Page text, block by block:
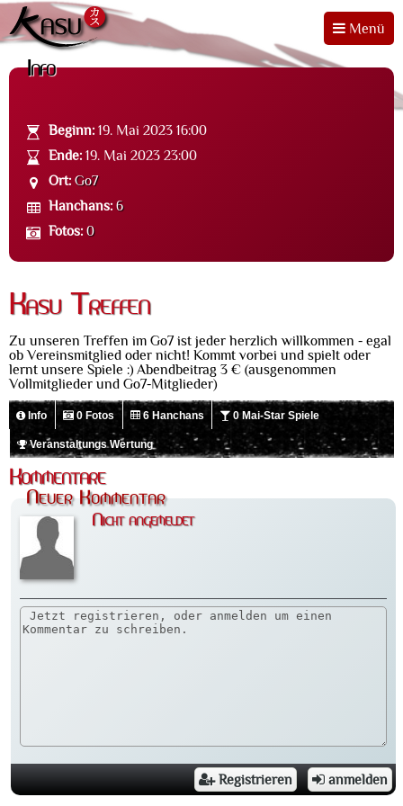
Menü
Info
Beginn: 19. Mai 2023 16:00
Ende: 19. Mai 2023 23:00
Ort: Go7
Hanchans: 6
Fotos: 0
Kasu Treffen
Zu unseren Treffen im Go7 ist jeder herzlich willkommen - egal
ob Vereinsmitglied oder nicht! Kommt vorbei und spielt oder
lernt unsere Spiele :) Abendbeitrag 3 € (ausgenommen
Vollmitglieder und Go7-Mitglieder)
Info 0 Fotos 6 Hanchans 0 Mai-Star Spiele
Veranstaltungs Wertung
Kommentare
Neuer Kommentar
Nicht angemeldet
Registrieren anmelden